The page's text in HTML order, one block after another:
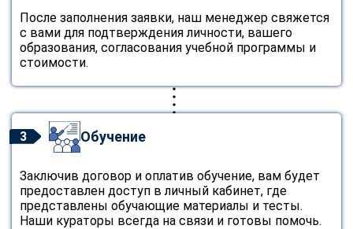
После заполнения заявки, наш менеджер свяжется
с вами для подтверждения личности, вашего
образования, согласования учебной программы и
стоимости.
3 Обучение
Заключив договор и оплатив обучение, вам будет
предоставлен доступ в личный кабинет, где
представлены обучающие материалы и тесты.
Наши кураторы всегда на связи и готовы помочь.